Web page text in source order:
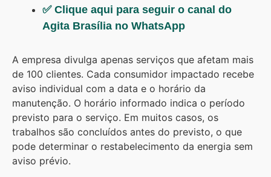
✅ Clique aqui para seguir o canal do
Agita Brasília no WhatsApp
A empresa divulga apenas serviços que afetam mais
de 100 clientes. Cada consumidor impactado recebe
aviso individual com a data e o horário da
manutenção. O horário informado indica o período
previsto para o serviço. Em muitos casos, os
trabalhos são concluídos antes do previsto, o que
pode determinar o restabelecimento da energia sem
aviso prévio.